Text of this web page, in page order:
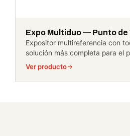
Expo Multiduo — Punto de
Expositor multireferencia con
solución más completa para el
Ver producto